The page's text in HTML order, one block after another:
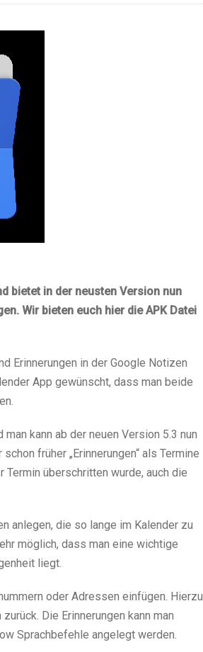
bietet in der neusten Version nun
Wir bieten euch hier die APK Datei
Erinnerungen in der Google Notizen
App gewünscht, dass man beide
kann ab der neuen Version 5.3 nun
früher „Erinnerungen“ als Termine
überschritten wurde, auch die
anlegen, die so lange im Kalender zu
möglich, dass man eine wichtige
liegt.
oder Adressen einfügen. Hierzu
Die Erinnerungen kann man
Sprachbefehle angelegt werden.